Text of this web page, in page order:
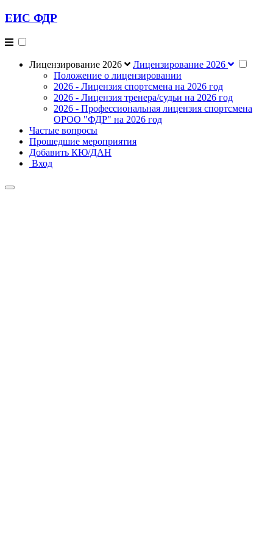
ЕИС ФДР
Лицензирование 2026
Лицензирование 2026
Положение о лицензировании
2026 - Лицензия спортсмена на 2026 год
2026 - Лицензия тренера/судьи на 2026 год
2026 - Профессиональная лицензия спортсмена
ОРОО "ФДР" на 2026 год
Частые вопросы
Прошедшие мероприятия
Добавить КЮ/ДАН
Вход